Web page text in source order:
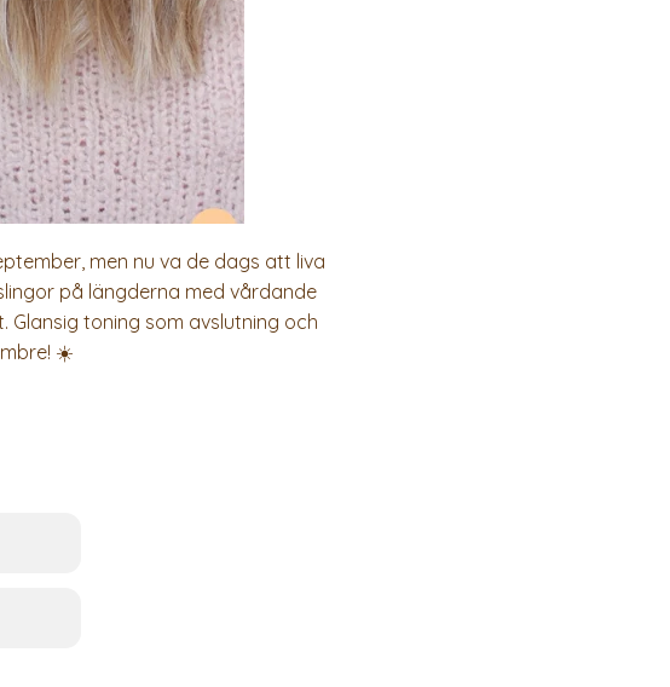
men nu va de dags att liva
på längderna med vårdande
toning som avslutning och
☀️